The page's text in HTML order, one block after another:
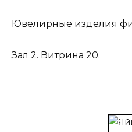
Ювелирные изделия
Зал 2. Витрина 20.